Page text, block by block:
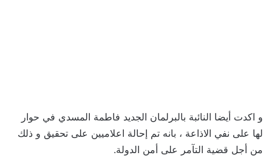
و اكدت أيضا النائبة بالبرلمان الجديد فاطمة المسدي في حوار
لها على نفي الاذاعة ، بانه تم إحالة اعلاميين على تحقيق و ذلك
من أجل قضية التآمر على أمن الدولة.